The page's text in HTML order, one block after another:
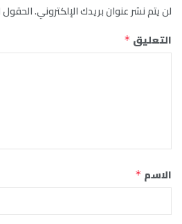
لن يتم نشر عنوان بريدك الإلكتروني.الحقول
التعليق *
الاسم *